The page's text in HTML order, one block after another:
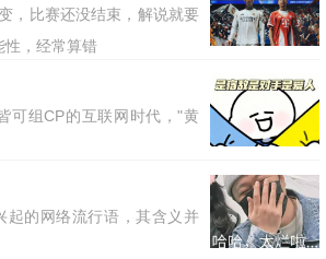
比赛还没结束，解说就要
性，经常算错
组CP的互联网时代，"黄
的网络流行语，其含义并